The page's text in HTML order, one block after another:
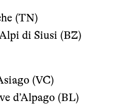
(TN)
di Siusi (BZ)
(VC)
d’Alpago (BL)